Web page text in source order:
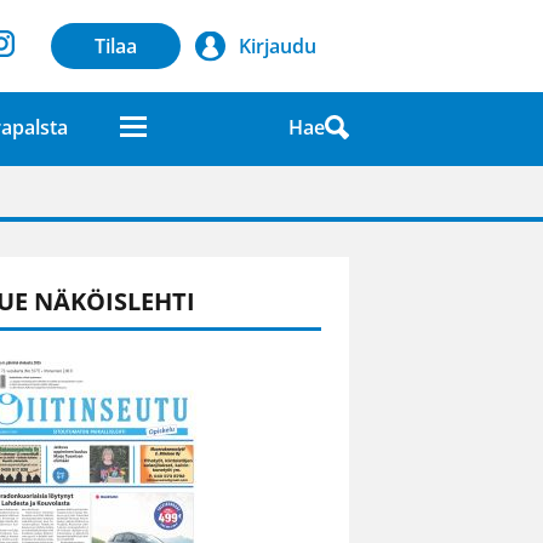
Tilaa Kirjaudu
Hae
lehdessä
NÄKÖISLEHTI